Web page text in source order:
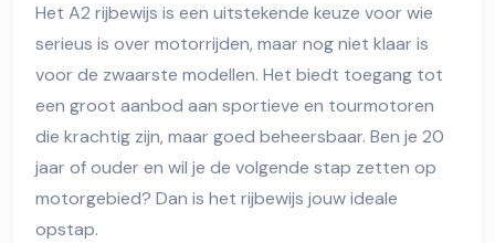
Het A2 rijbewijs is een uitstekende keuze voor wie
serieus is over motorrijden, maar nog niet klaar is
voor de zwaarste modellen. Het biedt toegang tot
een groot aanbod aan sportieve en tourmotoren
die krachtig zijn, maar goed beheersbaar. Ben je 20
jaar of ouder en wil je de volgende stap zetten op
motorgebied? Dan is het rijbewijs jouw ideale
opstap.